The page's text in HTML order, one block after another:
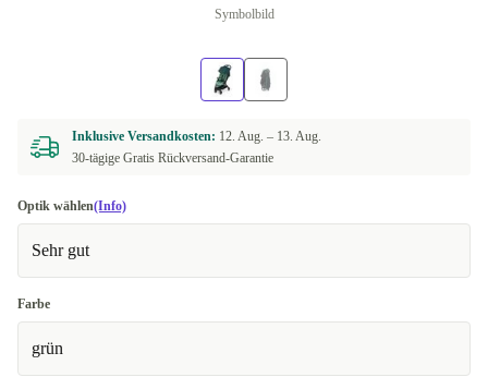
Symbolbild
Inklusive Versandkosten: 12. Aug. – 13. Aug.
30-tägige Gratis Rückversand-Garantie
Optik wählen(Info)
Sehr gut
Farbe
grün